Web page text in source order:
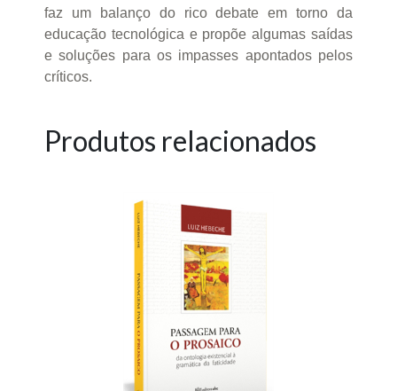
faz um balanço do rico debate em torno da
educação tecnológica e propõe algumas saídas
e soluções para os impasses apontados pelos
críticos.
Produtos relacionados